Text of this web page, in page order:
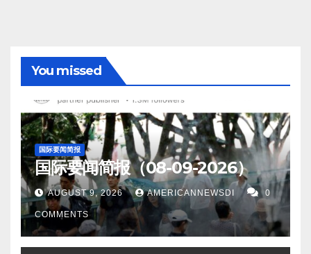
空导弹和相关设备，估计成本为 2.93 亿美元。 17。北
京敦促英国政界人士，在对中国发表评论时保持克
制，称“炒作中国威胁”无助于解决英国自身的问题。 以
下是社区广告： 打赏或捐助方式如下： 1）Venmo 电
话号码确认：7414 2). Zelle 或 Paypal (支付宝）
Guzhendi@yahoo.com 衷心感谢大家的支持！ 顾震
帝 2022年7月26日。
治疗 1 型和 2 型糖尿病的新疗法的重大突破。 以下是
社区广告： 打赏或捐助方式如下： 1）Venmo 电话号
码确认：7414 2). Zelle 或 Paypal (支付宝）
Guzhendi@yahoo.com 衷心感谢大家的支持！ 顾震
帝 2022年7月25日。
美国参议员 Mike Rounds，R-S.D.，周二宣布。诺斯
京（路透社）——中国银行业和保险业监管机构周四
表示，中国金融业将逐渐感受到经济下滑的影响，并
敦促银行为不良资产做好充分准备，并审慎分类风
险。 12。由工程学院教授 Dibakar Bhattacharyya 博
士和他的博士领导的肯塔基大学研究人员团队，学
生 Rollie Mills 开发了一种医用灭病毒口罩膜，可以在
接触时捕获和灭活 SARS-CoV-2 刺突蛋白。 13。英国
的法案进行关键投票，该法案被称为芯片法案。商务
部长吉娜·雷蒙多在接受 CNBC 采访时警告说，美国目
前对外国计算机芯片制造的依赖严重，一旦停产，将
面临经济衰退的风险。她还表示，对外依赖会带来国
家安全风险。 9。中国的研究人员发明了一种高功率激
光器，能够从根本上烧焦空气以形成图案。武汉团队
通过在空中绘制汉字来演示激光，可以从任何角度观
看，并且可以物理触摸。 10。据彭博社报道，恒大首
席执行官夏海军和首席财务官潘大荣已辞职，因为该
公司继续调查银行如何意外从其主要子公司之一的物
拉格7月20日 - 台湾议会议长尤思坤周四在捷克议会发
表讲话，警告中国不要强权扩张，此举遭到北京的谴
责。 5。在本周发布的《环境状况》报告中，有一句可
怕的话：“环境退化现在被认为是对人类的威胁，可能
导致社会崩溃。” 6。弗拉基米尔·普京（Vladimir
Putin）结束了他自入侵乌克兰以来在俄罗斯以外的首
次重要峰会。伊朗支持其对北约的回应、与土耳其在
叙利亚问题上的冲突以及俄罗斯解除对乌克兰粮食封
锁的进展迹象。 7。报道称，中医对治疗肺癌有效。根
You missed
国际要闻简报
国际要闻简报（08-09-2026）
AUGUST 9, 2026 AMERICANNEWSDI 0
COMMENTS